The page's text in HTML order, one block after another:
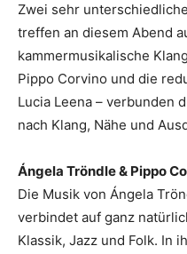
Zwei sehr
treffen an diesem Abend
kammermusikalische
Pippo Corvino und die
Lucia Leena – verbunden
nach Klang, Nähe und
Ángela Tröndle & Pippo
Die Musik von Ángela
verbindet auf ganz
Klassik, Jazz und Folk. In